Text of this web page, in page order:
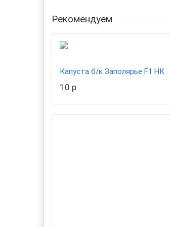
Рекомендуем
Капуста б/к Заполярье F1 НК
10 р.